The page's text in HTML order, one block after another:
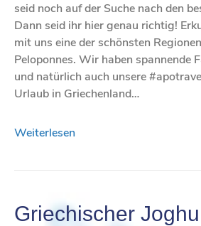
seid noch auf der Suche nach den
Dann seid ihr hier genau richtig!
mit uns eine der schönsten
Peloponnes. Wir haben spannende
und natürlich auch unsere
Urlaub in Griechenland…
Weiterlesen
Griechischer